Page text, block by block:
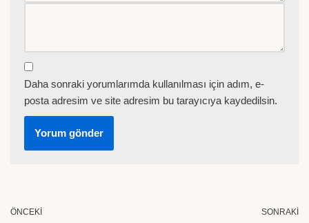
Daha sonraki yorumlarımda kullanılması için adım, e-
posta adresim ve site adresim bu tarayıcıya kaydedilsin.
ÖNCEKI SONRAKI